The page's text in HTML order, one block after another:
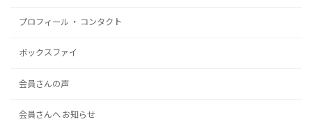
プロフィール ・ コンタクト
ボックスファイ
会員さんの声
会員さんへ お知らせ